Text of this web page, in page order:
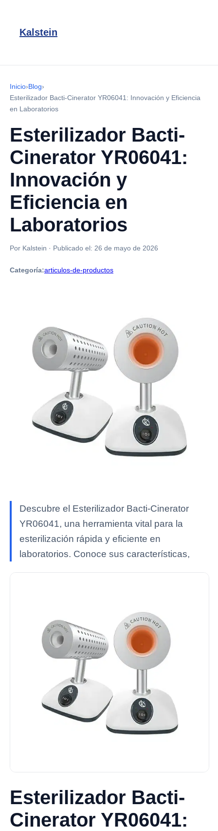
Kalstein
Inicio›Blog›
Esterilizador Bacti-Cinerator YR06041: Innovación y Eficiencia
en Laboratorios
Esterilizador Bacti-
Cinerator YR06041:
Innovación y
Eficiencia en
Laboratorios
Por Kalstein · Publicado el: 26 de mayo de 2026
Categoría:articulos-de-productos
Descubre el Esterilizador Bacti-Cinerator
YR06041, una herramienta vital para la
esterilización rápida y eficiente en
laboratorios. Conoce sus características,
Esterilizador Bacti-
Cinerator YR06041: